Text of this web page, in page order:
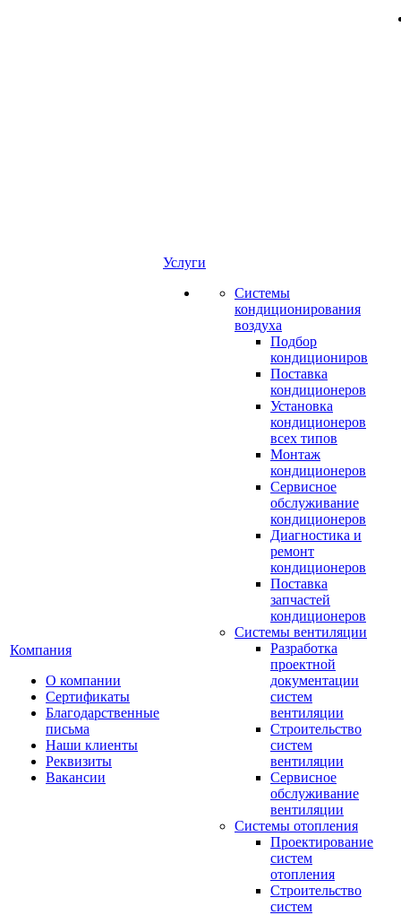
Компания
О компании
Сертификаты
Благодарственные
письма
Наши клиенты
Реквизиты
Вакансии
Услуги
Системы
кондиционирования
воздуха
Подбор
кондициониров
Поставка
кондиционеров
Установка
кондиционеров
всех типов
Монтаж
кондиционеров
Сервисное
обслуживание
кондиционеров
Диагностика и
ремонт
кондиционеров
Поставка
запчастей
кондиционеров
Системы вентиляции
Разработка
проектной
документации
систем
вентиляции
Строительство
систем
вентиляции
Сервисное
обслуживание
вентиляции
Системы отопления
Проектирование
систем
отопления
Строительство
систем